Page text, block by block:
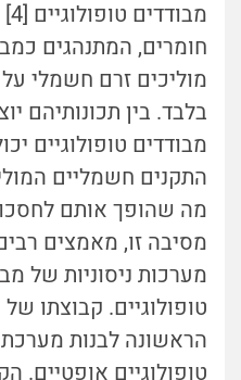
חומרים, המתנהגים
מוליכים זרם חשמלי
בלבד. בין תכונותיהם
מבודדים טופולוגיים
התקנים חשמליים
מה שהופך אותם
מסיבה זו, מאמצים
מערכות ניסוניות של
טופולוגיים. קבוצתו
הראשונה לבנות מערכת
טופולוגיים